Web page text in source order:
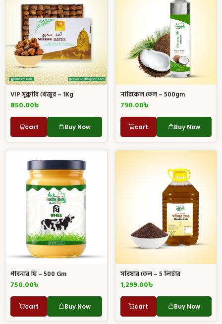
VIP সুক্কারি খেজুর – 1Kg
850.00৳
cart Buy Now
নারিকেল তেল – 500gm
790.00৳
cart Buy Now
পাবনার ঘি – 500 Gm
750.00৳
cart Buy Now
সরিষার তেল – 5 লিটার
1,299.00৳
cart Buy Now